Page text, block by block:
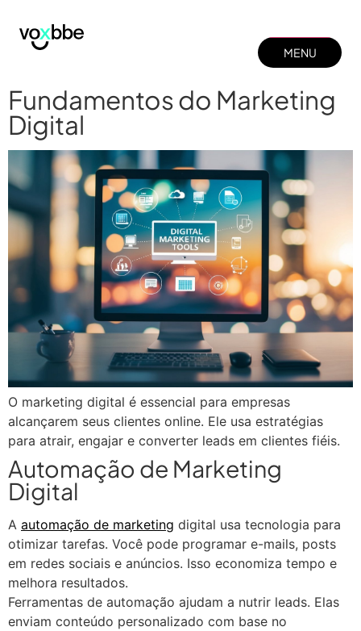
MENU
MENU
FECHAR
Fundamentos do Marketing
Digital
O marketing digital é essencial para empresas
alcançarem seus clientes online. Ele usa estratégias
para atrair, engajar e converter leads em clientes fiéis.
Automação de Marketing
Digital
A automação de marketing digital usa tecnologia para
otimizar tarefas. Você pode programar e-mails, posts
em redes sociais e anúncios. Isso economiza tempo e
melhora resultados.
Ferramentas de automação ajudam a nutrir leads. Elas
enviam conteúdo personalizado com base no